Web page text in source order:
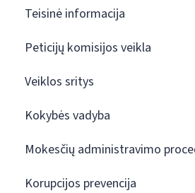
Teisinė informacija
Peticijų komisijos veikla
Veiklos sritys
Kokybės vadyba
Mokesčių administravimo
Korupcijos prevencija